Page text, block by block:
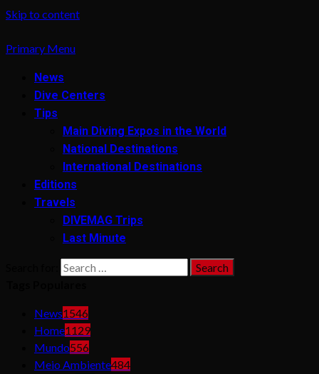
Skip to content
Primary Menu
News
Dive Centers
Tips
Main Diving Expos in the World
National Destinations
International Destinations
Editions
Travels
DIVEMAG Trips
Last Minute
News1546
Home1129
Mundo556
Meio Ambiente484